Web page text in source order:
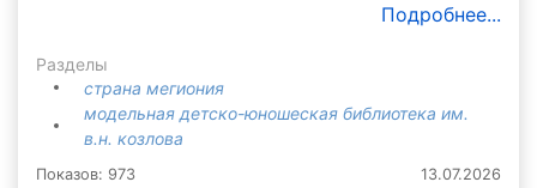
Подробнее...
Разделы
страна мегиония
модельная детско-юношеская библиотека им.
в.н. козлова
Показов: 973 13.07.2026